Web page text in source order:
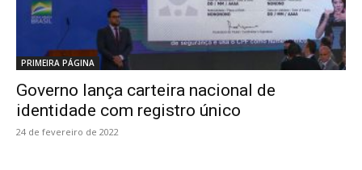
PRIMEIRA PÁGINA
Governo lança carteira nacional de
identidade com registro único
24 de fevereiro de 2022